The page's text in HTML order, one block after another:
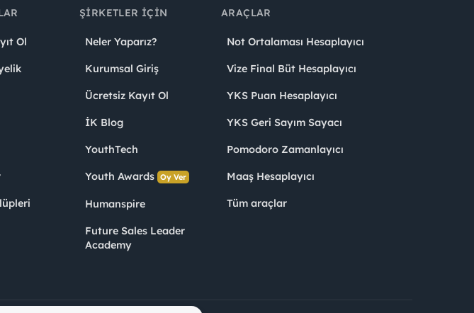
Ol
ŞIRKETLER İÇIN
Neler Yaparız?
Kurumsal Giriş
Ücretsiz Kayıt Ol
İK Blog
YouthTech
Youth Awards Oy Ver
Humanspire
Future Sales Leader
Academy
ARAÇLAR
Not Ortalaması Hesaplayıcı
Vize Final Büt Hesaplayıcı
YKS Puan Hesaplayıcı
YKS Geri Sayım Sayacı
Pomodoro Zamanlayıcı
Maaş Hesaplayıcı
Tüm araçlar